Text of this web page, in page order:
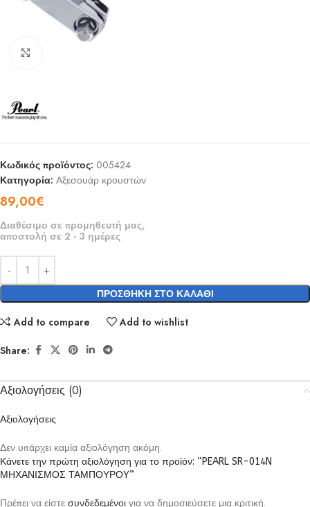
Κωδικός προϊόντος: 005424
Κατηγορία: Αξεσουάρ κρουστών
89,00€
Διαθέσιμο σε προμηθευτή μας,
αποστολή σε 2 - 3 ημέρες
ΠΡΟΣΘΉΚΗ ΣΤΟ ΚΑΛΆΘΙ
Add to compare Add to wishlist
Share:
Αξιολογήσεις (0)
Αξιολογήσεις
Δεν υπάρχει καμία αξιολόγηση ακόμη.
Κάνετε την πρώτη αξιολόγηση για το προϊόν: “PEARL SR-014N
ΜΗΧΑΝΙΣΜΟΣ ΤΑΜΠΟΥΡΟY”
Πρέπει να είστε συνδεδεμένοι για να δημοσιεύσετε μια κριτική.